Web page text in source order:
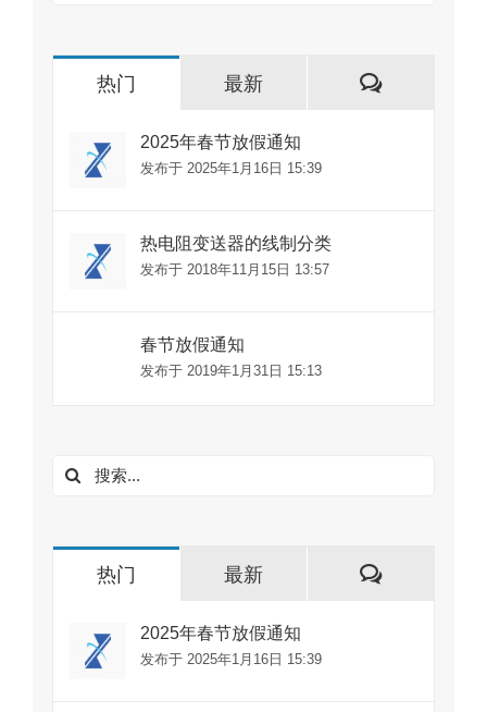
热门 最新
评
2025年春节放假通知
发布于 2025年1月16日 15:39
热电阻变送器的线制分类
发布于 2018年11月15日 13:57
春节放假通知
发布于 2019年1月31日 15:13
搜
热门 最新
评
2025年春节放假通知
发布于 2025年1月16日 15:39